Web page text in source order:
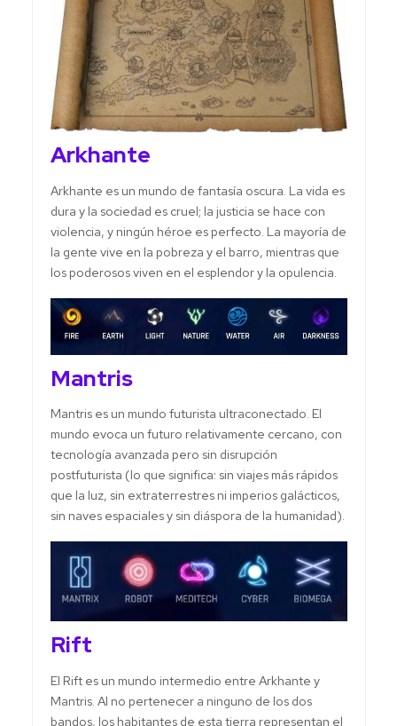
Arkhante
Arkhante es un mundo de fantasía oscura. La vida es
dura y la sociedad es cruel; la justicia se hace con
violencia, y ningún héroe es perfecto. La mayoría de
la gente vive en la pobreza y el barro, mientras que
los poderosos viven en el esplendor y la opulencia.
Mantris
Mantris es un mundo futurista ultraconectado. El
mundo evoca un futuro relativamente cercano, con
tecnología avanzada pero sin disrupción
postfuturista (lo que significa: sin viajes más rápidos
que la luz, sin extraterrestres ni imperios galácticos,
sin naves espaciales y sin diáspora de la humanidad).
Rift
El Rift es un mundo intermedio entre Arkhante y
Mantris. Al no pertenecer a ninguno de los dos
bandos, los habitantes de esta tierra representan el